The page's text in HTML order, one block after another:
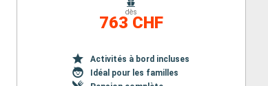
dès
763 CHF
Activités à bord incluses
Idéal pour les familles